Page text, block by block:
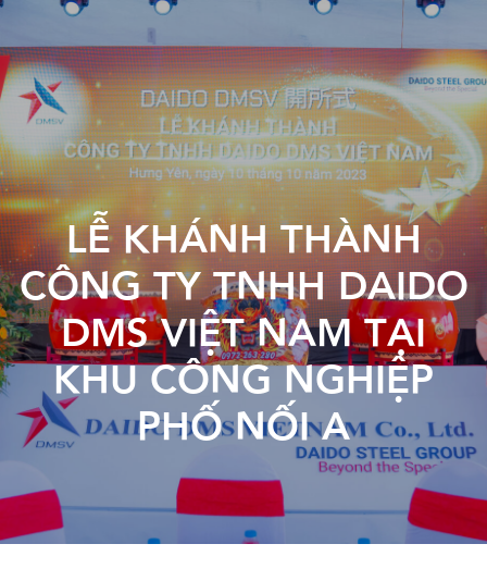
TRANG CHỦ
VỀ CHÚNG TÔI
KHU CÔNG NGHIỆP
HƯỚNG DẪN ĐẦU TƯ
PHIM/VIDEO GIỚI THIỆU
LỄ KHÁNH THÀNH
CÔNG TY TNHH DAIDO
DMS VIỆT NAM TẠI
KHU CÔNG NGHIỆP
PHỐ NỐI A